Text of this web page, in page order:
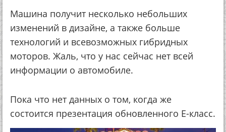
Машина получит несколько небольших
изменений в дизайне, а также больше
технологий и всевозможных гибридных
моторов. Жаль, что у нас сейчас нет всей
информации о автомобиле.
Пока что нет данных о том, когда же
состоится презентация обновленного E-класс.